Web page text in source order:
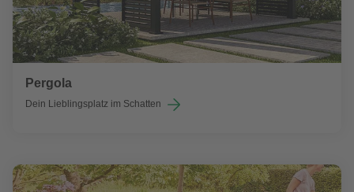
Pergola
Dein Lieblingsplatz im Schatten